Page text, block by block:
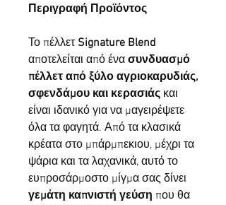
Περιγραφή Προϊόντος
Το πέλλετ Signature Blend
αποτελείται από ένα συνδυασμό
πέλλετ από ξύλο αγριοκαρυδιάς,
σφενδάμου και κερασιάς και
είναι ιδανικό για να μαγειρέψετε
όλα τα φαγητά. Από τα κλασικά
κρέατα στο μπάρμπεκιου, μέχρι τα
ψάρια και τα λαχανικά, αυτό το
ευπροσάρμοστο μίγμα σας δίνει
γεμάτη καπνιστή γεύση που θα